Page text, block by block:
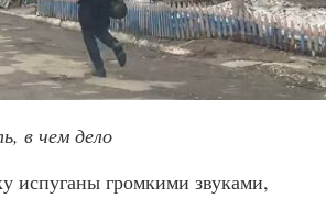
в чем дело
испуганы громкими звуками,